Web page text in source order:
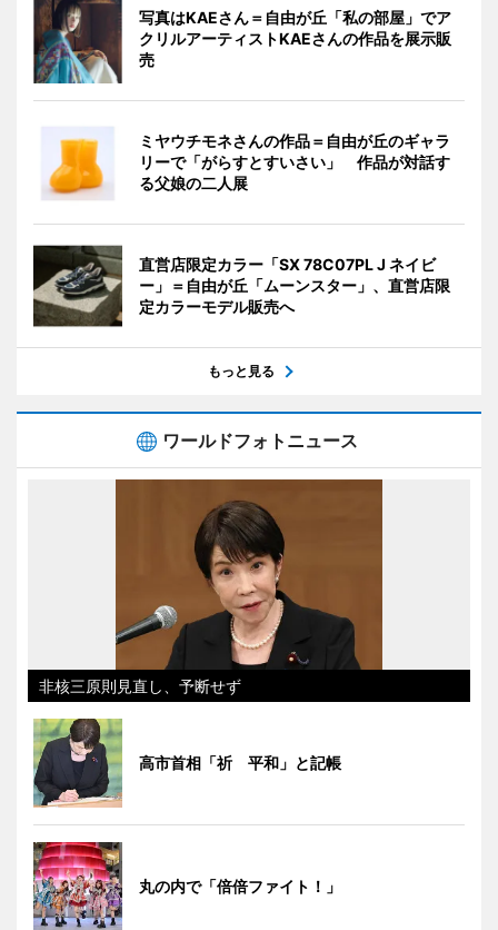
写真はKAEさん＝自由が丘「私の部屋」でア
クリルアーティストKAEさんの作品を展示販
売
ミヤウチモネさんの作品＝自由が丘のギャラ
リーで「がらすとすいさい」 作品が対話す
る父娘の二人展
直営店限定カラー「SX 78C07PL J ネイビ
ー」＝自由が丘「ムーンスター」、直営店限
定カラーモデル販売へ
もっと見る
ワールドフォトニュース
非核三原則見直し、予断せず
高市首相「祈 平和」と記帳
丸の内で「倍倍ファイト！」